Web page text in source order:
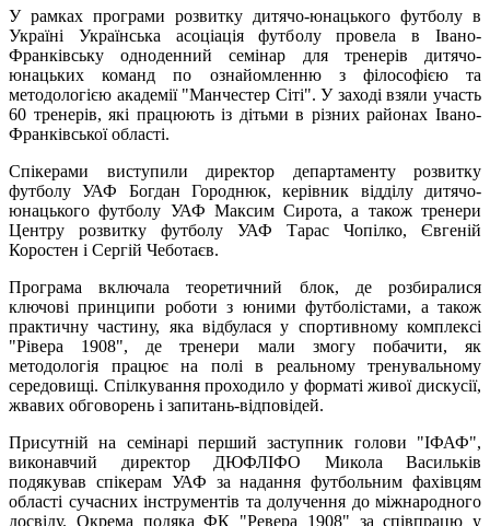
У рамках програми розвитку дитячо-юнацького футболу в
Україні Українська асоціація футболу провела в Івано-
Франківську одноденний семінар для тренерів дитячо-
юнацьких команд по ознайомленню з філософією та
методологією академії "Манчестер Сіті". У заході взяли участь
60 тренерів, які працюють із дітьми в різних районах Івано-
Франківської області.
Спікерами виступили директор департаменту розвитку
футболу УАФ Богдан Городнюк, керівник відділу дитячо-
юнацького футболу УАФ Максим Сирота, а також тренери
Центру розвитку футболу УАФ Тарас Чопілко, Євгеній
Коростен і Сергій Чеботаєв.
Програма включала теоретичний блок, де розбиралися
ключові принципи роботи з юними футболістами, а також
практичну частину, яка відбулася у спортивному комплексі
"Рівера 1908", де тренери мали змогу побачити, як
методологія працює на полі в реальному тренувальному
середовищі. Спілкування проходило у форматі живої дискусії,
жвавих обговорень і запитань-відповідей.
Присутній на семінарі перший заступник голови "ІФАФ",
виконавчий директор ДЮФЛІФО Микола Васильків
подякував спікерам УАФ за надання футбольним фахівцям
області сучасних інструментів та долучення до міжнародного
досвіду. Окрема подяка ФК "Ревера 1908" за співпрацю у